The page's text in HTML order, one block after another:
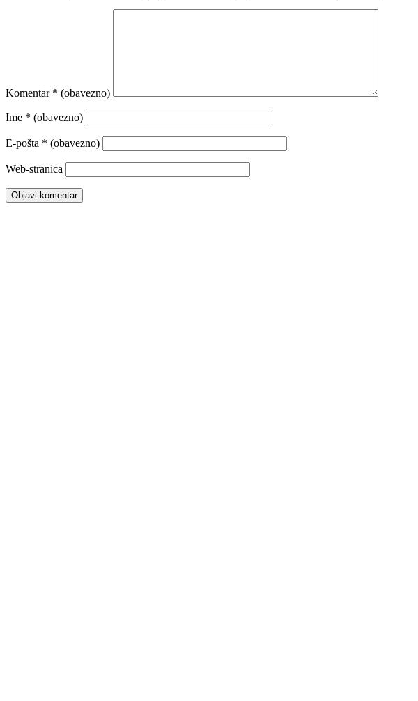
Komentar * (obavezno)
Ime * (obavezno)
E-pošta * (obavezno)
Web-stranica